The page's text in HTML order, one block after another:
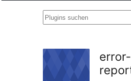
Plugins
error-